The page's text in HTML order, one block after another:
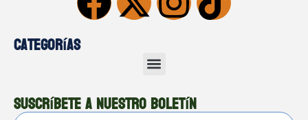
Categorías
Suscríbete a nuestro boletín